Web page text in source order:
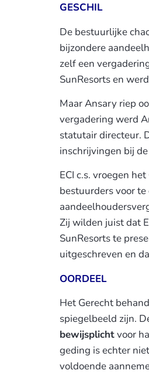
GESCHIL
De bestuurlijke
bijzondere
zelf een
SunResorts en
Maar Ansary riep
vergadering werd
statutair directeur.
inschrijvingen bij
ECI c.s. vroegen
bestuurders voor
Zij wilden juist dat
SunResorts te
uitgeschreven en
OORDEEL
Het Gerecht
spiegelbeeld zijn.
bewijsplichtvoor
geding is echter
voldoende